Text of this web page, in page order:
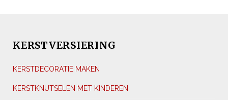
KERSTVERSIERING
KERSTDECORATIE MAKEN
KERSTKNUTSELEN MET KINDEREN